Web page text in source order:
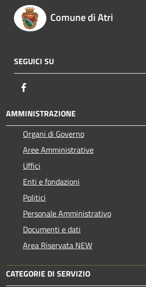
Comune di Atri
SEGUICI SU
AMMINISTRAZIONE
Organi di Governo
Aree Amministrative
Uffici
Enti e fondazioni
Politici
Personale Amministrativo
Documenti e dati
Area Riservata NEW
CATEGORIE DI SERVIZIO